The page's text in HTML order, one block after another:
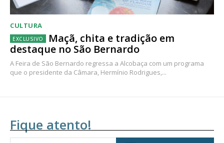
CULTURA
Maçã, chita e tradição em
destaque no São Bernardo
A Feira de São Bernardo regressa a Alcobaça com um programa
que o presidente da Câmara, Hermínio Rodrigues,...
Fique atento!